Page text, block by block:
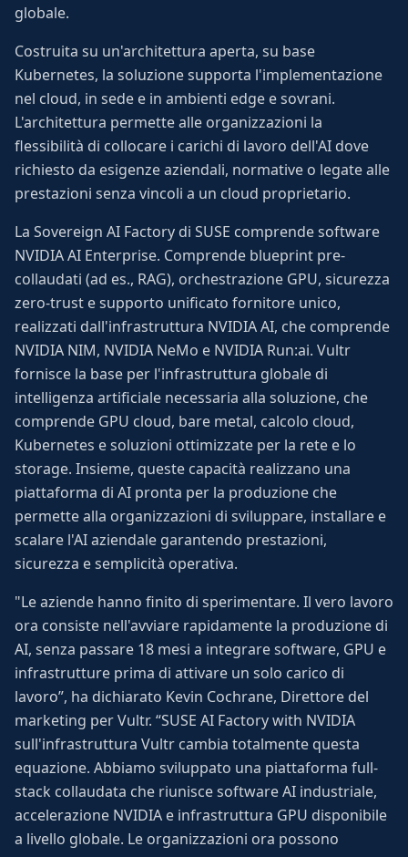
globale.
Costruita su un'architettura aperta, su base
Kubernetes, la soluzione supporta l'implementazione
nel cloud, in sede e in ambienti edge e sovrani.
L'architettura permette alle organizzazioni la
flessibilità di collocare i carichi di lavoro dell'AI dove
richiesto da esigenze aziendali, normative o legate alle
prestazioni senza vincoli a un cloud proprietario.
La Sovereign AI Factory di SUSE comprende software
NVIDIA AI Enterprise. Comprende blueprint pre-
collaudati (ad es., RAG), orchestrazione GPU, sicurezza
zero-trust e supporto unificato fornitore unico,
realizzati dall'infrastruttura NVIDIA AI, che comprende
NVIDIA NIM, NVIDIA NeMo e NVIDIA Run:ai. Vultr
fornisce la base per l'infrastruttura globale di
intelligenza artificiale necessaria alla soluzione, che
comprende GPU cloud, bare metal, calcolo cloud,
Kubernetes e soluzioni ottimizzate per la rete e lo
storage. Insieme, queste capacità realizzano una
piattaforma di AI pronta per la produzione che
permette alla organizzazioni di sviluppare, installare e
scalare l'AI aziendale garantendo prestazioni,
sicurezza e semplicità operativa.
"Le aziende hanno finito di sperimentare. Il vero lavoro
ora consiste nell'avviare rapidamente la produzione di
AI, senza passare 18 mesi a integrare software, GPU e
infrastrutture prima di attivare un solo carico di
lavoro”, ha dichiarato Kevin Cochrane, Direttore del
marketing per Vultr. “SUSE AI Factory with NVIDIA
sull'infrastruttura Vultr cambia totalmente questa
equazione. Abbiamo sviluppato una piattaforma full-
stack collaudata che riunisce software AI industriale,
accelerazione NVIDIA e infrastruttura GPU disponibile
a livello globale. Le organizzazioni ora possono